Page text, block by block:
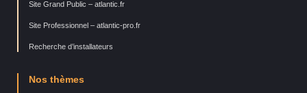
Site Grand Public – atlantic.fr
Site Professionnel – atlantic-pro.fr
Recherche d’installateurs
Nos thèmes